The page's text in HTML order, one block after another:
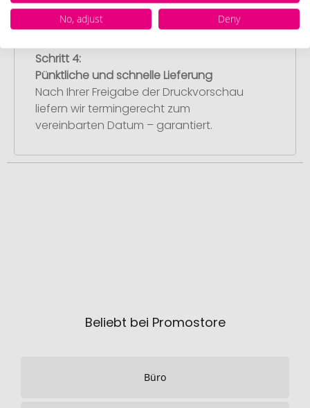
Schritt 4:
Pünktliche und schnelle Lieferung
Nach Ihrer Freigabe der Druckvorschau
liefern wir termingerecht zum
vereinbarten Datum – garantiert.
Beliebt bei Promostore
Büro
No, adjust
Deny